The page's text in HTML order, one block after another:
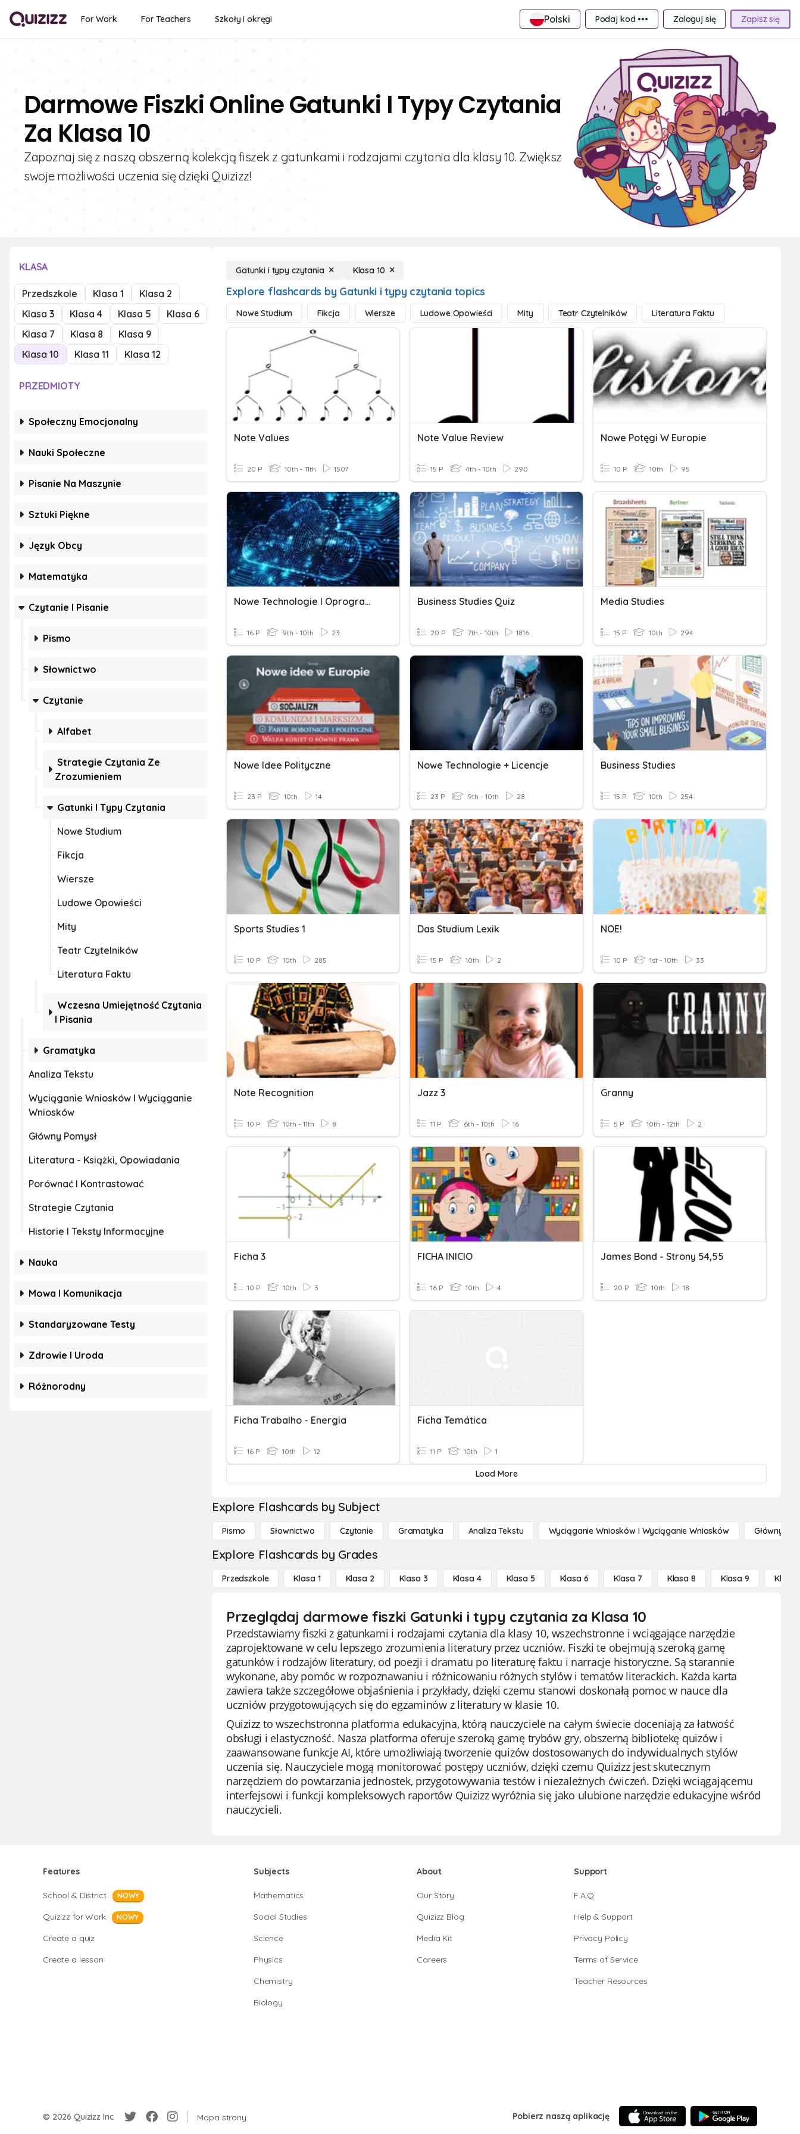
For Work For Teachers Szkoły i okręgi Polski Podaj kod ••• Zaloguj się Zapisz się
Darmowe Fiszki Online Gatunki I Typy Czytania
Za Klasa 10
Zapoznaj się z naszą obszerną kolekcją fiszek z gatunkami i rodzajami czytania dla klasy 10. Zwiększ
swoje możliwości uczenia się dzięki Quizizz!
KLASA
Przedszkole Klasa 1
Klasa 2
Klasa 3
Klasa 4 Klasa 5
Klasa 6
Klasa 7
Klasa 8
Klasa 9
Klasa 10
Klasa 11 Klasa 12
PRZEDMIOTY
Społeczny Emocjonalny
Nauki Społeczne
Pisanie Na Maszynie
Sztuki Piękne
Język Obcy
Matematyka
Czytanie I Pisanie
Pismo
Słownictwo
Czytanie
Alfabet
Strategie Czytania Ze
Zrozumieniem
Gatunki I Typy Czytania
Nowe Studium
Fikcja
Wiersze
Ludowe Opowieści
Mity
Teatr Czytelników
Literatura Faktu
Wczesna Umiejętność Czytania
I Pisania
Gramatyka
Analiza Tekstu
Wyciąganie Wniosków I Wyciąganie
Wniosków
Główny Pomysł
Literatura - Książki, Opowiadania
Porównać I Kontrastować
Strategie Czytania
Historie I Teksty Informacyjne
Nauka
Mowa I Komunikacja
Standaryzowane Testy
Zdrowie I Uroda
Różnorodny
Gatunki i typy czytania Klasa 10
Explore flashcards by Gatunki i typy czytania topics
Nowe Studium Fikcja Wiersze Ludowe Opowieści Mity Teatr Czytelników Literatura Faktu
Note Values
20 P 10th - 11th 1507
Note Value Review
15 P 4th - 10th 290
Nowe Potęgi W Europie
10 P 10th 95
Nowe Technologie I Oprogramowanie
16 P 9th - 10th 23
Business Studies Quiz
20 P 7th - 10th 1816
Media Studies
15 P 10th 294
Nowe Idee Polityczne
23 P 10th 14
Nowe Technologie + Licencje
23 P 9th - 10th 28
Business Studies
15 P 10th 254
Sports Studies 1
10 P 10th 285
Das Studium Lexik
15 P 10th 2
NOE!
10 P 1st - 10th 33
Note Recognition
10 P 10th - 11th 8
Jazz 3
11 P 6th - 10th 16
Granny
5 P 10th - 12th 2
Ficha 3
10 P 10th 3
FICHA INICIO
16 P 10th 4
James Bond - Strony 54,55
20 P 10th 18
Ficha Trabalho - Energia
16 P 10th 12
Ficha Temática
11 P 10th 1
Load More
Explore Flashcards by Subject
Pismo Słownictwo Czytanie Gramatyka Analiza Tekstu Wyciąganie Wniosków I Wyciąganie Wniosków Główny
Explore Flashcards by Grades
Przedszkole Klasa 1 Klasa 2 Klasa 3 Klasa 4 Klasa 5 Klasa 6 Klasa 7 Klasa 8 Klasa 9 Klasa
Przeglądaj darmowe fiszki Gatunki i typy czytania za Klasa 10
Przedstawiamy fiszki z gatunkami i rodzajami czytania dla klasy 10, wszechstronne i wciągające narzędzie
zaprojektowane w celu lepszego zrozumienia literatury przez uczniów. Fiszki te obejmują szeroką gamę
gatunków i rodzajów literatury, od poezji i dramatu po literaturę faktu i narracje historyczne. Są starannie
wykonane, aby pomóc w rozpoznawaniu i różnicowaniu różnych stylów i tematów literackich. Każda karta
zawiera także szczegółowe objaśnienia i przykłady, dzięki czemu stanowi doskonałą pomoc w nauce dla
uczniów przygotowujących się do egzaminów z literatury w klasie 10.
Quizizz to wszechstronna platforma edukacyjna, którą nauczyciele na całym świecie doceniają za łatwość
obsługi i elastyczność. Nasza platforma oferuje szeroką gamę trybów gry, obszerną bibliotekę quizów i
zaawansowane funkcje AI, które umożliwiają tworzenie quizów dostosowanych do indywidualnych stylów
uczenia się. Nauczyciele mogą monitorować postępy uczniów, dzięki czemu Quizizz jest skutecznym
narzędziem do powtarzania jednostek, przygotowywania testów i niezależnych ćwiczeń. Dzięki wciągającemu
interfejsowi i funkcji kompleksowych raportów Quizizz wyróżnia się jako ulubione narzędzie edukacyjne wśród
nauczycieli.
Features
School & District NOWY
Quizizz for Work NOWY
Create a quiz
Create a lesson
Subjects
Mathematics
Social Studies
Science
Physics
Chemistry
Biology
About
Our Story
Quizizz Blog
Media Kit
Careers
Support
F.A.Q.
Help & Support
Privacy Policy
Terms of Service
Teacher Resources
© 2026 Quizizz Inc. Mapa strony Pobierz naszą aplikację